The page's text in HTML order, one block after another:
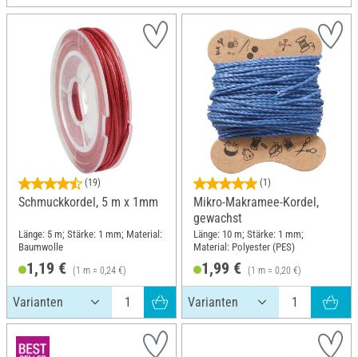
(19)
Schmuckkordel, 5 m x 1mm
Länge: 5 m; Stärke: 1 mm; Material:
Baumwolle
1,19 € (1 m = 0,24 €)
(1)
Mikro-Makramee-Kordel,
gewachst
Länge: 10 m; Stärke: 1 mm;
Material: Polyester (PES)
1,99 € (1 m = 0,20 €)